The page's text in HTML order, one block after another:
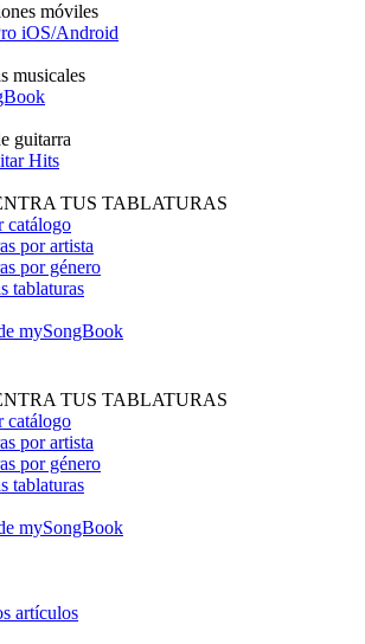
móviles
iOS/Android
musicales
guitarra
Hits
TUS TABLATURAS
catálogo
por artista
por género
tablaturas
mySongBook
TUS TABLATURAS
catálogo
por artista
por género
tablaturas
mySongBook
artículos